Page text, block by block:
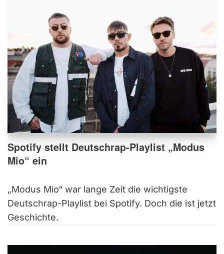
Spotify stellt Deutschrap-Playlist „Modus
Mio“ ein
„Modus Mio“ war lange Zeit die wichtigste
Deutschrap-Playlist bei Spotify. Doch die ist jetzt
Geschichte.